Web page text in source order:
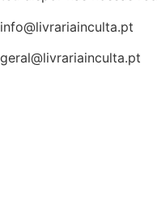
info@livrariainculta.pt
geral@livrariainculta.pt